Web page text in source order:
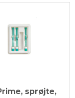
sprøjte,